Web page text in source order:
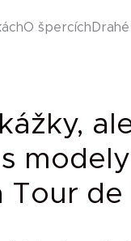
O špercích
Tour de